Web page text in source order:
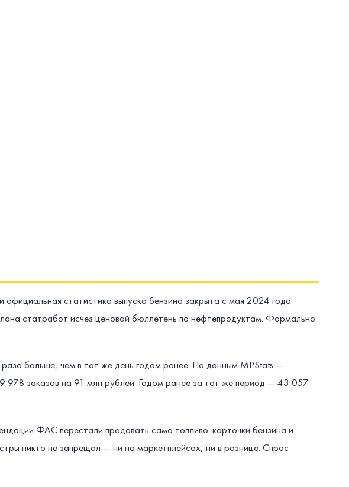
статистика выпуска бензина закрыта с мая 2024 года.
статработ исчез ценовой бюллетень по нефтепродуктам. Формально
больше, чем в тот же день годом ранее. По данным MPStats —
978 заказов на 91 млн рублей. Годом ранее за тот же период — 43 057
ФАС перестали продавать само топливо: карточки бензина и
никто не запрещал — ни на маркетплейсах, ни в рознице. Спрос